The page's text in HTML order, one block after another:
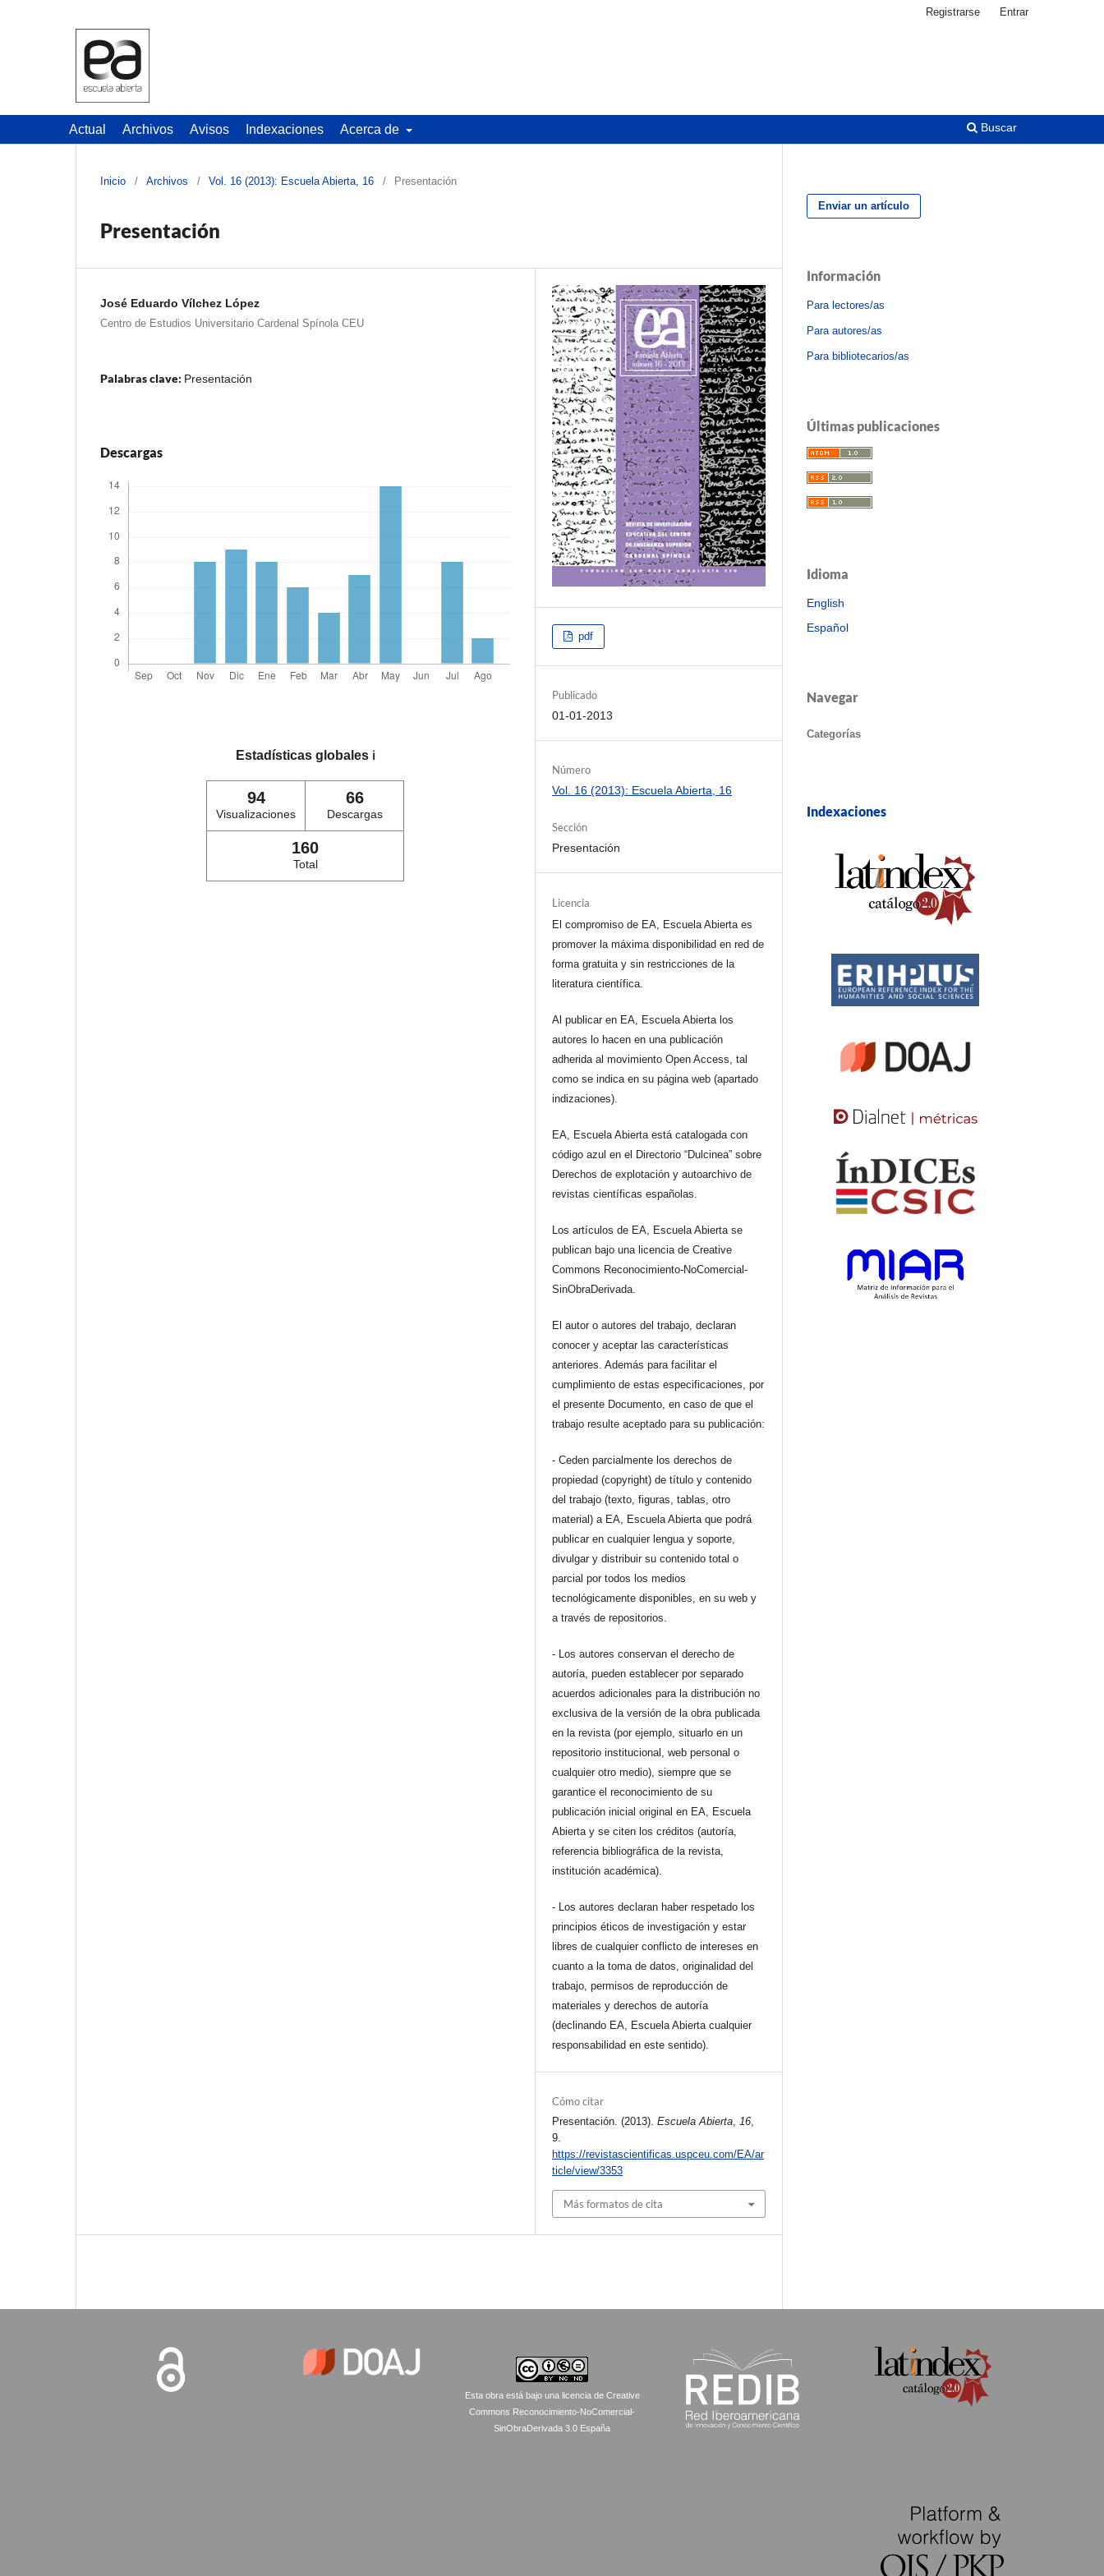
Actual Archivos Avisos Indexaciones Acerca de Buscar
Registrarse Entrar
Inicio / Archivos / Vol. 16 (2013): Escuela Abierta, 16 / Presentación
Presentación
José Eduardo Vílchez López
Centro de Estudios Universitario Cardenal Spínola CEU
Palabras clave: Presentación
Descargas
Estadísticas globales ℹ️
94
Visualizaciones
66
Descargas
160
Total
pdf
Publicado
01-01-2013
Número
Vol. 16 (2013): Escuela Abierta, 16
Sección
Presentación
Licencia
El compromiso de EA, Escuela Abierta es
promover la máxima disponibilidad en red de
forma gratuita y sin restricciones de la
literatura científica.
Al publicar en EA, Escuela Abierta los
autores lo hacen en una publicación
adherida al movimiento Open Access, tal
como se indica en su página web (apartado
indizaciones).
EA, Escuela Abierta está catalogada con
código azul en el Directorio “Dulcinea” sobre
Derechos de explotación y autoarchivo de
revistas científicas españolas.
Los artículos de EA, Escuela Abierta se
publican bajo una licencia de Creative
Commons Reconocimiento-NoComercial-
SinObraDerivada.
El autor o autores del trabajo, declaran
conocer y aceptar las características
anteriores. Además para facilitar el
cumplimiento de estas especificaciones, por
el presente Documento, en caso de que el
trabajo resulte aceptado para su publicación:
- Ceden parcialmente los derechos de
propiedad (copyright) de título y contenido
del trabajo (texto, figuras, tablas, otro
material) a EA, Escuela Abierta que podrá
publicar en cualquier lengua y soporte,
divulgar y distribuir su contenido total o
parcial por todos los medios
tecnológicamente disponibles, en su web y
a través de repositorios.
- Los autores conservan el derecho de
autoría, pueden establecer por separado
acuerdos adicionales para la distribución no
exclusiva de la versión de la obra publicada
en la revista (por ejemplo, situarlo en un
repositorio institucional, web personal o
cualquier otro medio), siempre que se
garantice el reconocimiento de su
publicación inicial original en EA, Escuela
Abierta y se citen los créditos (autoría,
referencia bibliográfica de la revista,
institución académica).
- Los autores declaran haber respetado los
principios éticos de investigación y estar
libres de cualquier conflicto de intereses en
cuanto a la toma de datos, originalidad del
trabajo, permisos de reproducción de
materiales y derechos de autoría
(declinando EA, Escuela Abierta cualquier
responsabilidad en este sentido).
Cómo citar
Presentación. (2013).Escuela Abierta 16
9.
https://revistascientificas.uspceu.com/EA/ar
ticle/view/3353
Más formatos de cita
Enviar un artículo
Información
Para lectores/as
Para autores/as
Para bibliotecarios/as
Últimas publicaciones
Idioma
English
Español
Navegar
Categorías
Indexaciones
Esta obra está bajo una licencia de Creative
Commons Reconocimiento-NoComercial-
SinObraDerivada 3.0 España